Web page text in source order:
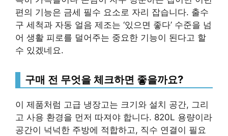
편의 기능은 금세 필수 요소로 자리 잡습니다. 출수
구 세척과 자동 얼음 제조는 ‘있으면 좋다’ 수준을 넘
어 생활 피로를 덜어주는 중요한 기능이 된다고 할
수 있겠네요.
구매 전 무엇을 체크하면 좋을까요?
이 제품처럼 고급 냉장고는 크기와 설치 공간, 그리
고 사용 환경을 먼저 따져야 합니다. 820L 용량이라
공간이 넉넉한 주방에 적합하고, 직수 연결이 필요